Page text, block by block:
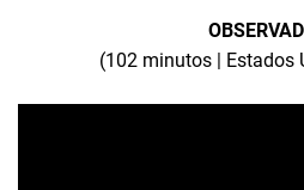
(102 minutos | Estados